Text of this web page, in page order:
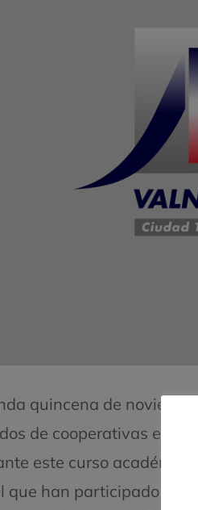
quincena de
de cooperativas
este curso
que han participado 13